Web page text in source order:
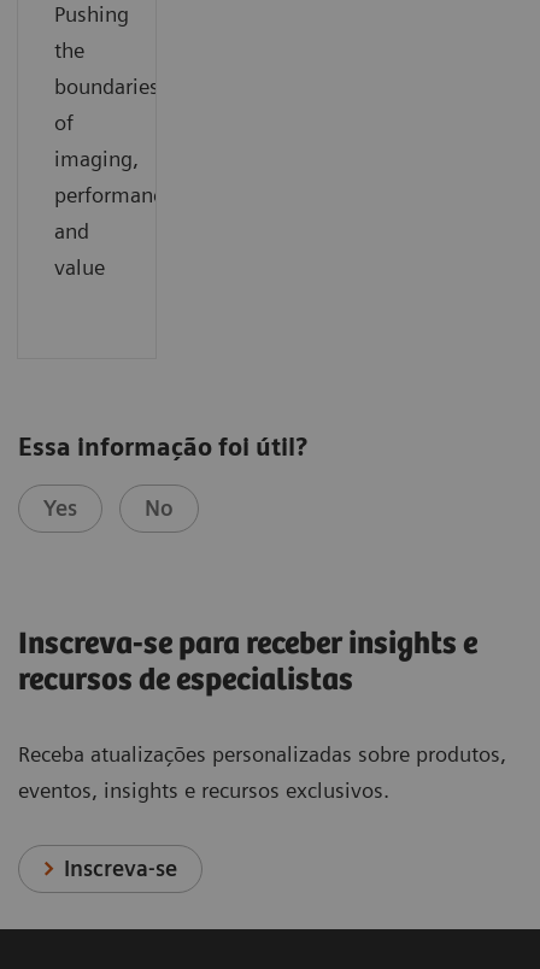
Pushing
the
boundaries
of
imaging,
performance
and
value
Essa informação foi útil?
Yes No
Inscreva-se para receber insights e
recursos de especialistas
Receba atualizações personalizadas sobre produtos,
eventos, insights e recursos exclusivos.
Inscreva-se